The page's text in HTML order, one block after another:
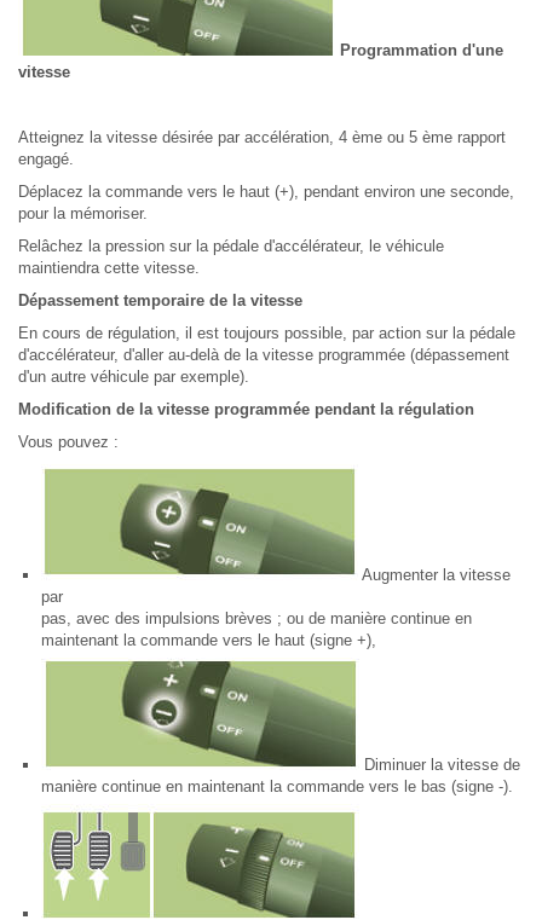
Programmation d'une
vitesse
Atteignez la vitesse désirée par accélération, 4 ème ou 5 ème rapport
engagé.
Déplacez la commande vers le haut (+), pendant environ une seconde,
pour la mémoriser.
Relâchez la pression sur la pédale d'accélérateur, le véhicule
maintiendra cette vitesse.
Dépassement temporaire de la vitesse
En cours de régulation, il est toujours possible, par action sur la pédale
d'accélérateur, d'aller au-delà de la vitesse programmée (dépassement
d'un autre véhicule par exemple).
Modification de la vitesse programmée pendant la régulation
Vous pouvez :
Augmenter la vitesse
par
pas, avec des impulsions brèves ; ou de manière continue en
maintenant la commande vers le haut (signe +),
Diminuer la vitesse de
manière continue en maintenant la commande vers le bas (signe -).